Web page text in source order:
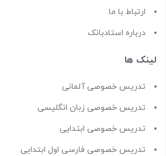
ارتباط با ما
درباره استادبانک
لینک ها
تدریس خصوصی آلمانی
تدریس خصوصی زبان انگلیسی
تدریس خصوصی ابتدایی
تدریس خصوصی فارسی اول ابتدایی